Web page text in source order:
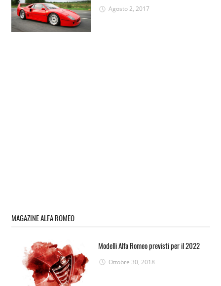
Agosto 2, 2017
MAGAZINE ALFA ROMEO
Modelli Alfa Romeo previsti per il 2022
Ottobre 30, 2018